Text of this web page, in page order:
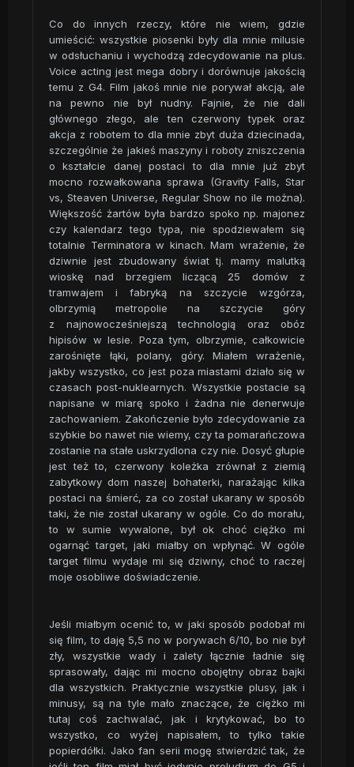
Co do innych rzeczy, które nie wiem, gdzie
umieścić: wszystkie piosenki były dla mnie milusie
w odsłuchaniu i wychodzą zdecydowanie na plus.
Voice acting jest mega dobry i dorównuje jakością
temu z G4. Film jakoś mnie nie porywał akcją, ale
na pewno nie był nudny. Fajnie, że nie dali
głównego złego, ale ten czerwony typek oraz
akcja z robotem to dla mnie zbyt duża dziecinada,
szczególnie że jakieś maszyny i roboty zniszczenia
o kształcie danej postaci to dla mnie już zbyt
mocno rozwałkowana sprawa (Gravity Falls, Star
vs, Steaven Universe, Regular Show no ile można).
Większość żartów była bardzo spoko np. majonez
czy kalendarz tego typa, nie spodziewałem się
totalnie Terminatora w kinach. Mam wrażenie, że
dziwnie jest zbudowany świat tj. mamy malutką
wioskę nad brzegiem liczącą 25 domów z
tramwajem i fabryką na szczycie wzgórza,
olbrzymią metropolie na szczycie góry
z najnowocześniejszą technologią oraz obóz
hipisów w lesie. Poza tym, olbrzymie, całkowicie
zarośnięte łąki, polany, góry. Miałem wrażenie,
jakby wszystko, co jest poza miastami działo się w
czasach post-nuklearnych. Wszystkie postacie są
napisane w miarę spoko i żadna nie denerwuje
zachowaniem. Zakończenie było zdecydowanie za
szybkie bo nawet nie wiemy, czy ta pomarańczowa
zostanie na stałe uskrzydlona czy nie. Dosyć głupie
jest też to, czerwony koleżka zrównał z ziemią
zabytkowy dom naszej bohaterki, narażając kilka
postaci na śmierć, za co został ukarany w sposób
taki, że nie został ukarany w ogóle. Co do morału,
to w sumie wywalone, był ok choć ciężko mi
ogarnąć target, jaki miałby on wpłynąć. W ogóle
target filmu wydaje mi się dziwny, choć to raczej
moje osobliwe doświadczenie.
Jeśli miałbym ocenić to, w jaki sposób podobał mi
się film, to daję 5,5 no w porywach 6/10, bo nie był
zły, wszystkie wady i zalety łącznie ładnie się
sprasowały, dając mi mocno obojętny obraz bajki
dla wszystkich. Praktycznie wszystkie plusy, jak i
minusy, są na tyle mało znaczące, że ciężko mi
tutaj coś zachwalać, jak i krytykować, bo to
wszystko, co wyżej napisałem, to tylko takie
popierdółki. Jako fan serii mogę stwierdzić tak, że